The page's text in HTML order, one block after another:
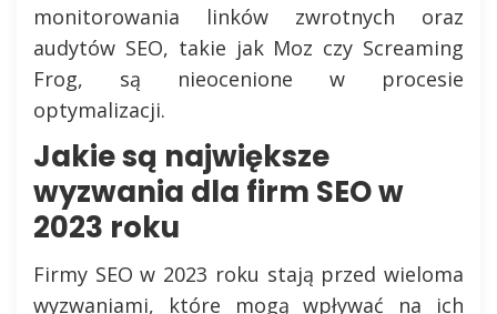
monitorowania linków zwrotnych oraz
audytów SEO, takie jak Moz czy Screaming
Frog, są nieocenione w procesie
optymalizacji.
Jakie są największe
wyzwania dla firm SEO w
2023 roku
Firmy SEO w 2023 roku stają przed wieloma
wyzwaniami, które mogą wpływać na ich